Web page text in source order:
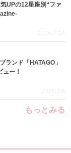
UPの12星座別“ファ
2026.7.16
ランド「HATAGO」
ー！
2026.7.6
もっとみる